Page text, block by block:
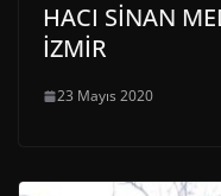
HACI SİNAN
İZMİR
23 Mayıs 2020